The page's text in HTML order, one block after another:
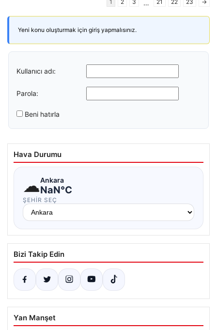
1 2 3 … 21 22 23 →
Yeni konu oluşturmak için giriş yapmalısınız.
Kullanıcı adı:
Parola:
Beni hatırla
Hava Durumu
☁Ankara
NaN°C
ŞEHIR SEÇ
Bizi Takip Edin
Yan Manşet